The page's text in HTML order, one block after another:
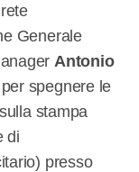
Generale
Antonio
spegnere le
stampa
di
presso